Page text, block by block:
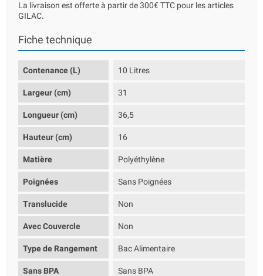
La livraison est offerte à partir de 300€ TTC pour les articles
GILAC.
Fiche technique
Contenance (L) 10 Litres
Largeur (cm) 31
Longueur (cm) 36,5
Hauteur (cm) 16
Matière Polyéthylène
Poignées Sans Poignées
Translucide Non
Avec Couvercle Non
Type de Rangement Bac Alimentaire
Sans BPA Sans BPA